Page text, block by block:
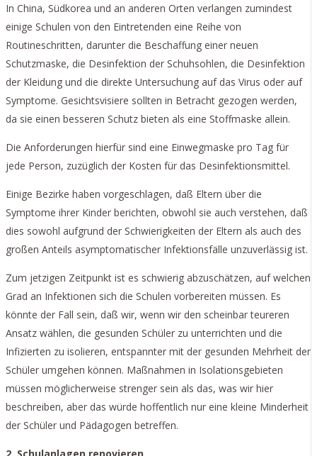
In China, Südkorea und an anderen Orten verlangen zumindest
einige Schulen von den Eintretenden eine Reihe von
Routineschritten, darunter die Beschaffung einer neuen
Schutzmaske, die Desinfektion der Schuhsohlen, die Desinfektion
der Kleidung und die direkte Untersuchung auf das Virus oder auf
Symptome. Gesichtsvisiere sollten in Betracht gezogen werden,
da sie einen besseren Schutz bieten als eine Stoffmaske allein.
Die Anforderungen hierfür sind eine Einwegmaske pro Tag für
jede Person, zuzüglich der Kosten für das Desinfektionsmittel.
Einige Bezirke haben vorgeschlagen, daß Eltern über die
Symptome ihrer Kinder berichten, obwohl sie auch verstehen, daß
dies sowohl aufgrund der Schwierigkeiten der Eltern als auch des
großen Anteils asymptomatischer Infektionsfälle unzuverlässig ist.
Zum jetzigen Zeitpunkt ist es schwierig abzuschätzen, auf welchen
Grad an Infektionen sich die Schulen vorbereiten müssen. Es
könnte der Fall sein, daß wir, wenn wir den scheinbar teureren
Ansatz wählen, die gesunden Schüler zu unterrichten und die
Infizierten zu isolieren, entspannter mit der gesunden Mehrheit der
Schüler umgehen können. Maßnahmen in Isolationsgebieten
müssen möglicherweise strenger sein als das, was wir hier
beschreiben, aber das würde hoffentlich nur eine kleine Minderheit
der Schüler und Pädagogen betreffen.